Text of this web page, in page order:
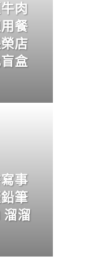
肉
餐
店
盒
事
筆
溜